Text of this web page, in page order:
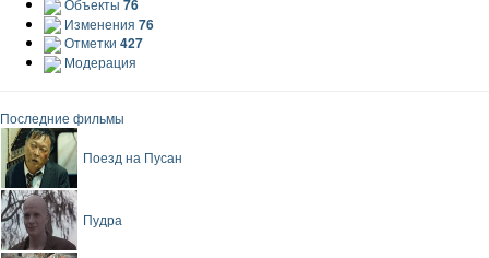
76
Изменения 76
Отметки 427
Модерация
Последние фильмы
Поезд на Пусан
Пудра